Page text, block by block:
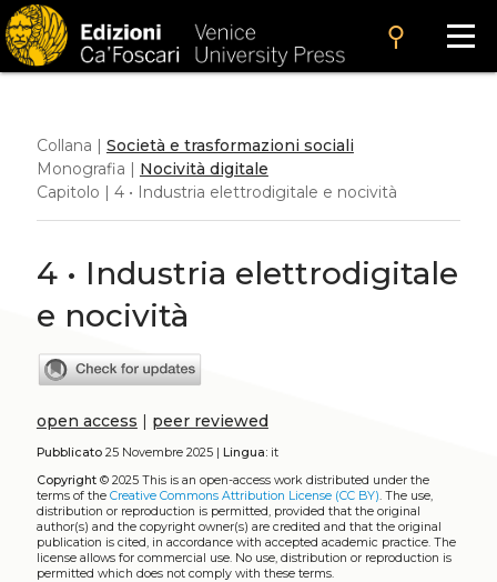
search
Collana | Società e trasformazioni sociali
Monografia | Nocività digitale
Capitolo | 4 • Industria elettrodigitale e nocività
4 • Industria elettrodigitale
e nocività
open access peer reviewed
Pubblicato25 Novembre 2025 | Lingua:it
Copyright© 2025 This is an open-access work distributed under the
terms of the Creative Commons Attribution License (CC BY). The use,
distribution or reproduction is permitted, provided that the original
author(s) and the copyright owner(s) are credited and that the original
publication is cited, in accordance with accepted academic practice. The
license allows for commercial use. No use, distribution or reproduction is
permitted which does not comply with these terms.